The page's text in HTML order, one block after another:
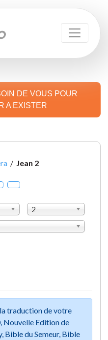
DE VOUS POUR
A EXISTER
/ Jean 2
2
traduction de votre
Nouvelle Edition de
Bible du Semeur, Bible